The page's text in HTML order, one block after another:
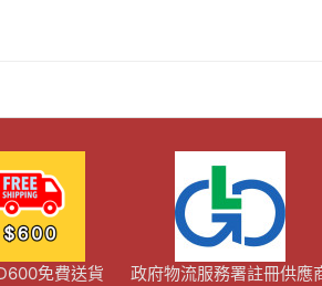
免費送貨 政府物流服務署註冊供應